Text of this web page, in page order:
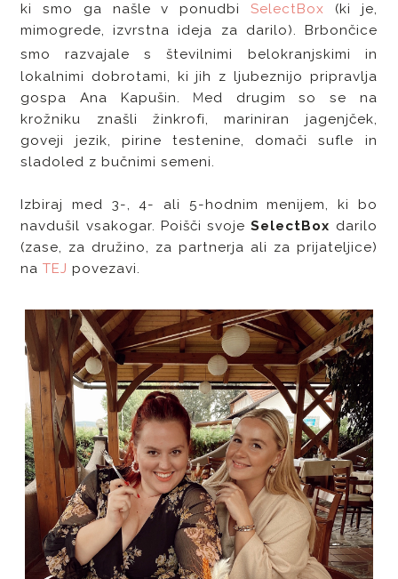
ki smo ga našle v ponudbi
SelectBox (ki je,
mimogrede, izvrstna ideja za darilo). Brbončice
smo razvajale s številnimi
belokranjskimi in
lokalnimi dobrotami, ki jih z ljubeznijo pripravlja
gospa Ana Kapušin.
M ed drugim so se na
krožniku znašli žinkrofi, mariniran jagenjček,
goveji jezik, pirine testenine, domači sufle in
sladoled z bučnimi semeni.
Izbiraj med 3-, 4- ali 5-hodnim menijem, ki bo
navdušil vsakogar. Poišči svoje SelectBox darilo
(zase, za družino, za partnerja ali za prijateljice)
naTEJpovezavi.